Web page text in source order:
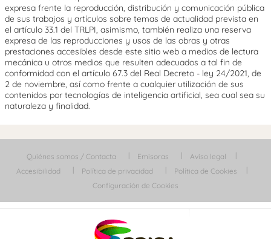
expresa frente la reproducción, distribución y comunicación pública
de sus trabajos y artículos sobre temas de actualidad prevista en
el artículo 33.1 del TRLPI, asimismo, también realiza una reserva
expresa de las reproducciones y usos de las obras y otras
prestaciones accesibles desde este sitio web a medios de lectura
mecánica u otros medios que resulten adecuados a tal fin de
conformidad con el artículo 67.3 del Real Decreto - ley 24/2021, de
2 de noviembre, así como frente a cualquier utilización de sus
contenidos por tecnologías de inteligencia artificial, sea cual sea su
naturaleza y finalidad.
Quiénes somos / Contacta Emisoras
Aviso legal
Accesibilidad
Política de privacidad
Política de Cookies
Configuración de Cookies